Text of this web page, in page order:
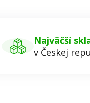
Najväčší
v Českej